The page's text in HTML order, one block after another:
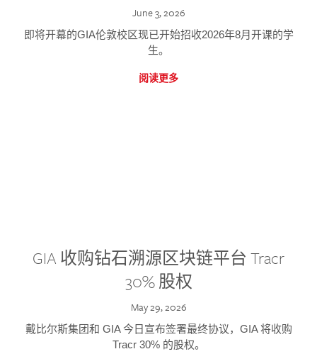
June 3, 2026
即将开幕的GIA伦敦校区现已开始招收2026年8月开课的学
生。
阅读更多
GIA 收购钻石溯源区块链平台 Tracr
30% 股权
May 29, 2026
戴比尔斯集团和 GIA 今日宣布签署最终协议，GIA 将收购
Tracr 30% 的股权。